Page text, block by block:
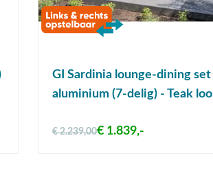
GI Sardinia lounge-dining set
aluminium (7-delig) - Teak
€ 2.239,00€ 1.839,-